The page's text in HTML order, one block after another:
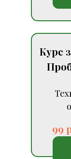
99
Курс